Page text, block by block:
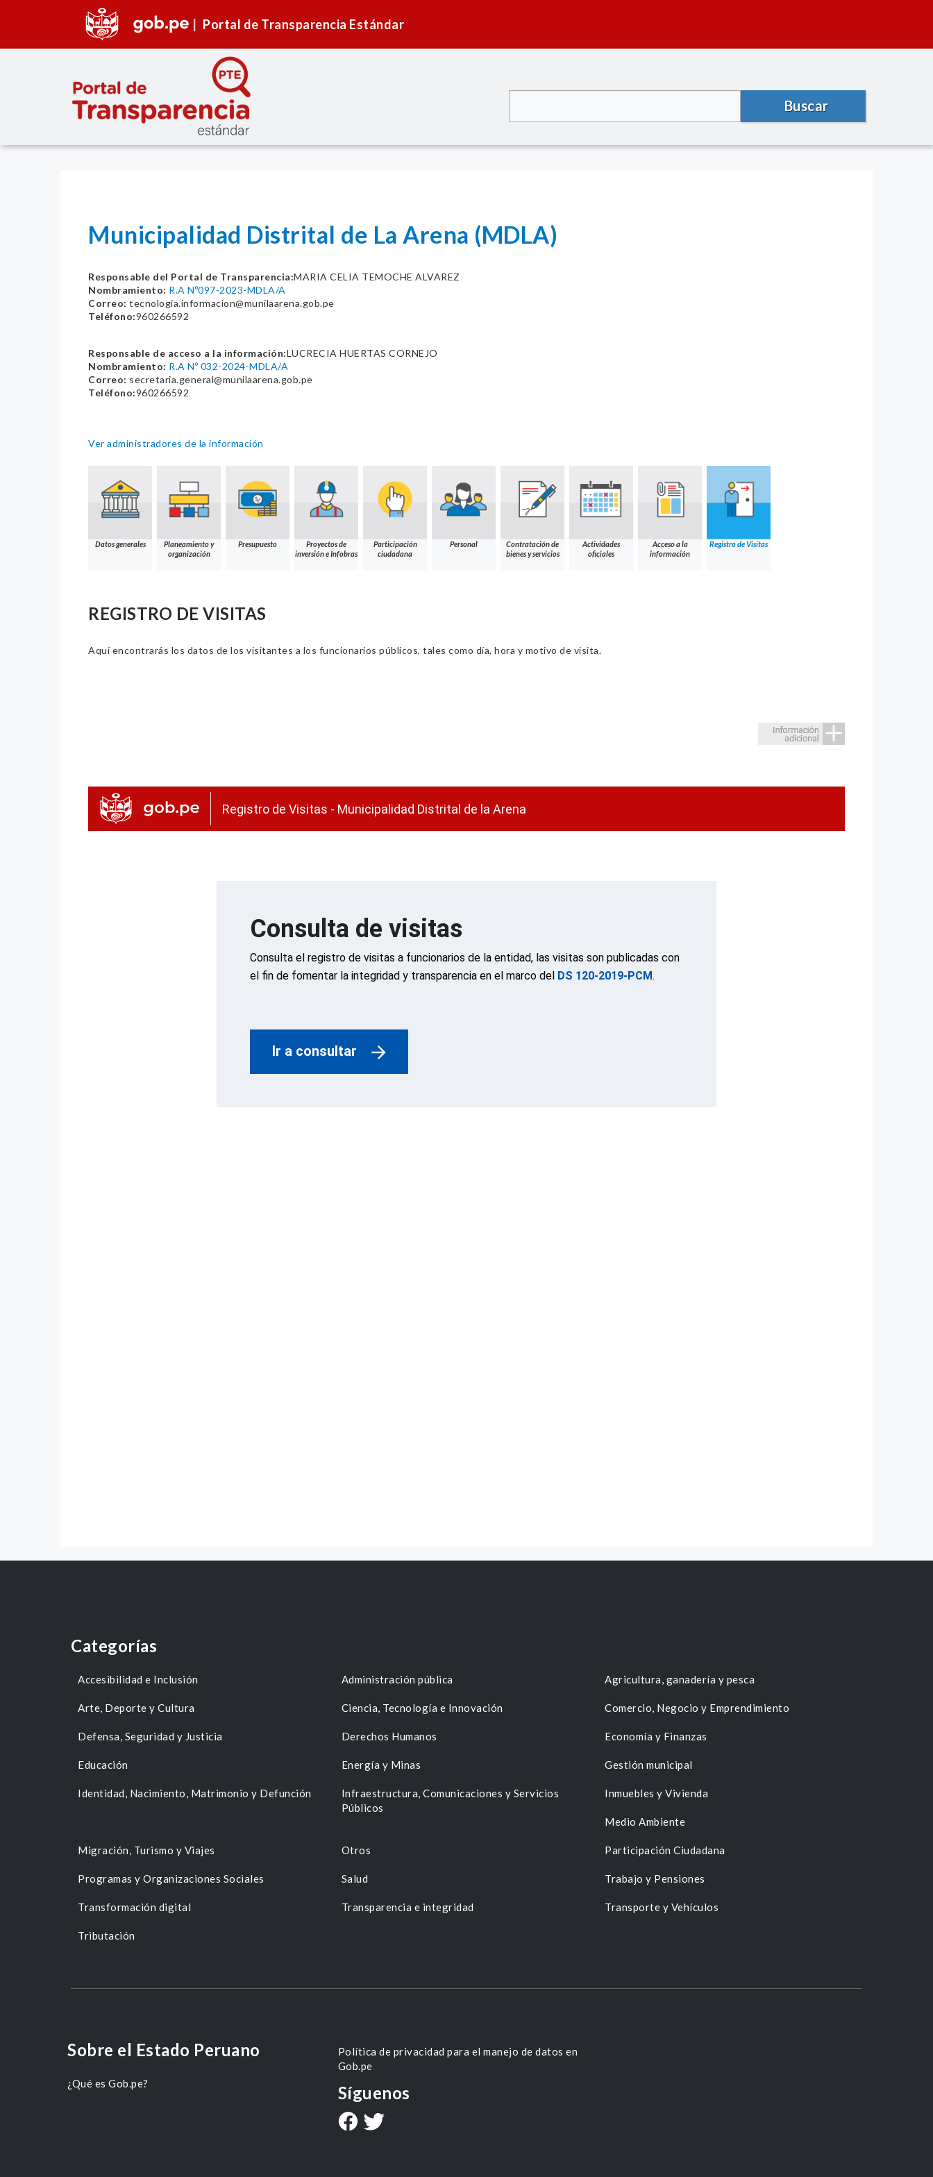
Portal de Transparencia Estándar
Buscar
Municipalidad Distrital de La Arena (MDLA)
Responsable del Portal de Transparencia:MARIA CELIA TEMOCHE ALVAREZ
Nombramiento: R.A Nº097-2023-MDLA/A
Correo: tecnologia.informacion@munilaarena.gob.pe
Teléfono:960266592
Responsable de acceso a la información:LUCRECIA HUERTAS CORNEJO
Nombramiento: R.A Nº 032-2024-MDLA/A
Correo: secretaria.general@munilaarena.gob.pe
Teléfono:960266592
Ver administradores de la información
Datos generales
Planeamiento y
organización
Presupuesto
Proyectos de
inversión e Infobras
Participación
ciudadana
Personal
Contratación de
bienes y servicios
Actividades
oficiales
Acceso a la
información
Registro de Visitas
REGISTRO DE VISITAS
Aquí encontrarás los datos de los visitantes a los funcionarios públicos, tales como día, hora y motivo de visita.
Categorías
Accesibilidad e Inclusión Administración pública Agricultura, ganadería y pesca
Arte, Deporte y Cultura Ciencia, Tecnología e Innovación Comercio, Negocio y Emprendimiento
Defensa, Seguridad y Justicia Derechos Humanos Economía y Finanzas
Educación Energía y Minas Gestión municipal
Identidad, Nacimiento, Matrimonio y Defunción
Infraestructura, Comunicaciones y Servicios
Públicos
Inmuebles y Vivienda
Medio Ambiente
Migración, Turismo y Viajes Otros Participación Ciudadana
Programas y Organizaciones Sociales Salud Trabajo y Pensiones
Transformación digital Transparencia e integridad Transporte y Vehículos
Tributación
Sobre el Estado Peruano
¿Qué es Gob.pe?
Política de privacidad para el manejo de datos en
Gob.pe
Síguenos